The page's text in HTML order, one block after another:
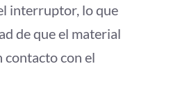
interruptor, lo que
de que el material
contacto con el